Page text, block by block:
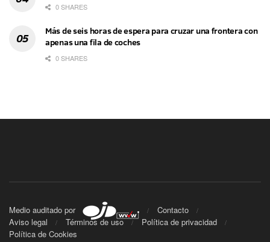
0 SHARES
Más de seis horas de espera para cruzar una frontera con
apenas una fila de coches
0 SHARES
Medio auditado por
Contacto
Aviso legal
Términos de uso
Política de privacidad
Política de Cookies